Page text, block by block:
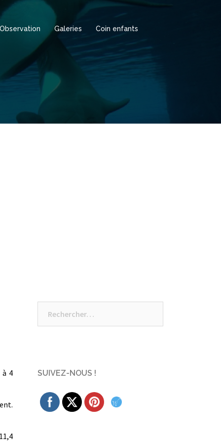
Observation Galeries Coin enfants
à 4 SUIVEZ-NOUS !